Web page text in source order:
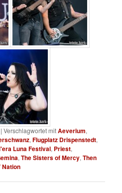
|Verschlagwortet mitAeverium,
,Flugplatz Drispenstedt,
Luna Festival, Priest,
,The Sisters of Mercy,Then
Nation